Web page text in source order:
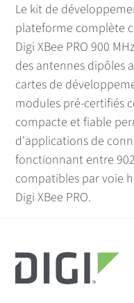
Le kit de
plateforme complète
Digi XBee PRO 900
des antennes dipôles
cartes de
modules pré-certifiés
compacte et fiable
d'applications de
fonctionnant entre
compatibles par voie
Digi XBee PRO.